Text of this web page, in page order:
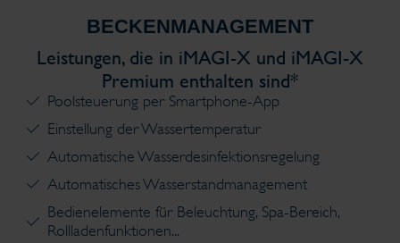
BECKENMANAGEMENT
Leistungen, die in iMAGI-X und iMAGI-X
Premium enthalten sind*
Poolsteuerung per Smartphone-App
Einstellung der Wassertemperatur
Automatische Wasserdesinfektionsregelung
Automatisches Wasserstandmanagement
Bedienelemente für Beleuchtung, Spa-Bereich,
Rollladenfunktionen...